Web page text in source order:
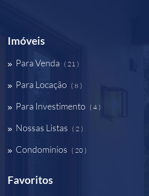
Imóveis
Para Venda ( 21 )
Para Locação ( 8 )
Para Investimento ( 4 )
Nossas Listas ( 2 )
Condomínios ( 20 )
Favoritos